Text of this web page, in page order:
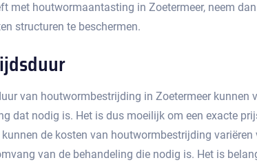
met houtwormaantasting in Zoetermeer, neem
structuren te beschermen.​
van houtwormbestrijding in Zoetermeer
dat nodig is.​ Het is dus moeilijk om een exacte
de kosten van houtwormbestrijding
van de behandeling die nodig is.​ Het is